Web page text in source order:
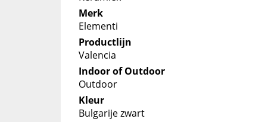
Merk
Elementi
Productlijn
Valencia
Indoor of Outdoor
Outdoor
Kleur
Bulgarije zwart